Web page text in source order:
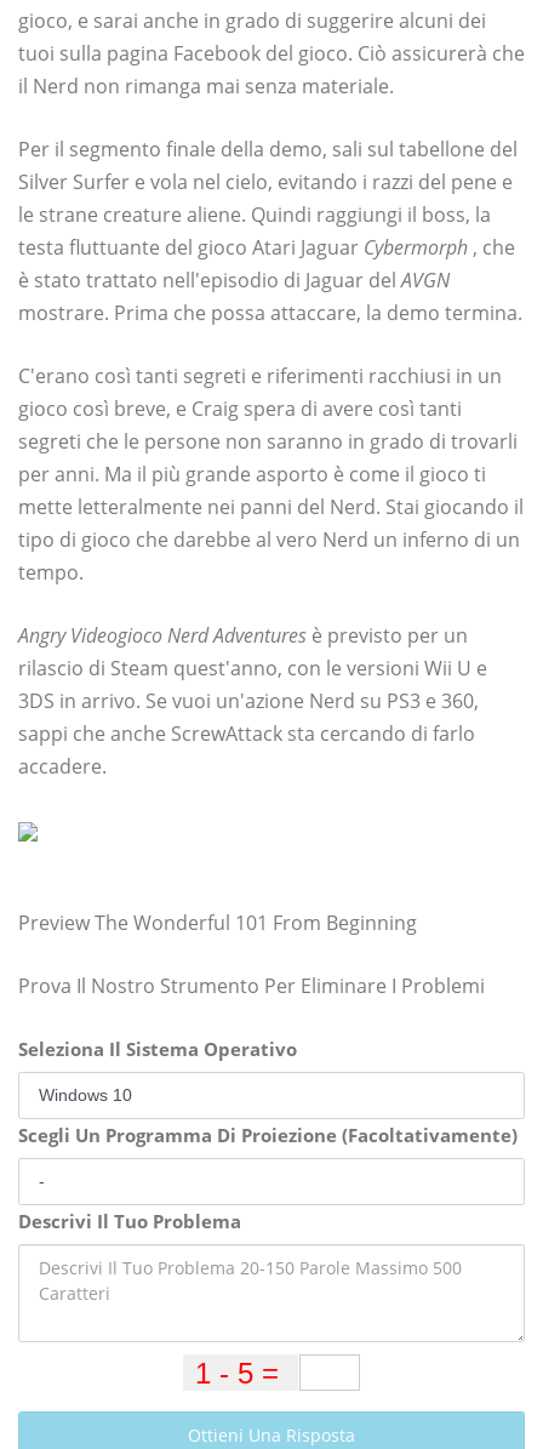
gioco, e sarai anche in grado di suggerire alcuni dei
tuoi sulla pagina Facebook del gioco. Ciò assicurerà che
il Nerd non rimanga mai senza materiale.
Per il segmento finale della demo, sali sul tabellone del
Silver Surfer e vola nel cielo, evitando i razzi del pene e
le strane creature aliene. Quindi raggiungi il boss, la
testa fluttuante del gioco Atari Jaguar Cybermorph , che
è stato trattato nell'episodio di Jaguar delAVGN
mostrare. Prima che possa attaccare, la demo termina.
C'erano così tanti segreti e riferimenti racchiusi in un
gioco così breve, e Craig spera di avere così tanti
segreti che le persone non saranno in grado di trovarli
per anni. Ma il più grande asporto è come il gioco ti
mette letteralmente nei panni del Nerd. Stai giocando il
tipo di gioco che darebbe al vero Nerd un inferno di un
tempo.
Angry Videogioco Nerd Adventures è previsto per un
rilascio di Steam quest'anno, con le versioni Wii U e
3DS in arrivo. Se vuoi un'azione Nerd su PS3 e 360,
sappi che anche ScrewAttack sta cercando di farlo
accadere.
Preview The Wonderful 101 From Beginning
Prova Il Nostro Strumento Per Eliminare I Problemi
Seleziona Il Sistema Operativo
Scegli Un Programma Di Proiezione (Facoltativamente)
Descrivi Il Tuo Problema
Ottieni Una Risposta